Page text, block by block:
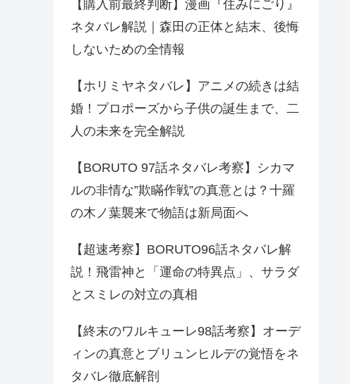
【購入前最終判断】漫画『住みにごり』
ネタバレ解説｜森田の正体と結末、後悔
しないための全情報
【ホリミヤネタバレ】アニメの続きは結
婚！プロポーズから子供の誕生まで、二
人の未来を完全解説
【BORUTO 97話ネタバレ考察】シカマ
ルの非情な”欺瞞作戦”の真意とは？十羅
の木ノ葉襲来で物語は新局面へ
【超速考察】BORUTO96話ネタバレ解
説！飛雷神と「運命の特異点」、サラダ
とスミレの対立の真相
【終末のワルキューレ98話考察】オーデ
ィンの真意とブリュンヒルデの覚悟をネ
タバレ徹底解剖